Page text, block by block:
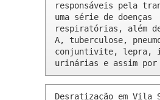
responsáveis pela
uma série de doenças
respiratórias, além
A, tuberculose,
conjuntivite, lepra,
urinárias e assim
Desratização em Vila